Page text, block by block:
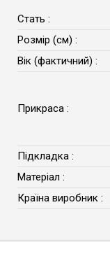
Стать :
Розмір (см) :
Вік (фактичний) :
Прикраса :
Підкладка :
Матеріал :
Країна виробник :